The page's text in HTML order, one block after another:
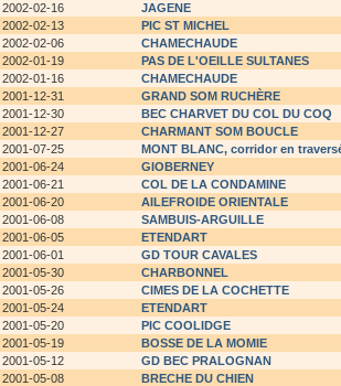
2002-02-16
JAGENE
2002-02-13
PIC ST MICHEL
2002-02-06
CHAMECHAUDE
2002-01-19
PAS DE L'OEILLE SULTANES
2002-01-16
CHAMECHAUDE
2001-12-31
GRAND SOM RUCHÈRE
2001-12-30
BEC CHARVET DU COL DU COQ
2001-12-27
CHARMANT SOM BOUCLE
2001-07-25
MONT BLANC, corridor en
2001-06-24
GIOBERNEY
2001-06-21
COL DE LA CONDAMINE
2001-06-20
AILEFROIDE ORIENTALE
2001-06-08
SAMBUIS-ARGUILLE
2001-06-05
ETENDART
2001-06-01
GD TOUR CAVALES
2001-05-30
CHARBONNEL
2001-05-26
CIMES DE LA COCHETTE
2001-05-24
ETENDART
2001-05-20
PIC COOLIDGE
2001-05-19
BOSSE DE LA MOMIE
2001-05-12
GD BEC PRALOGNAN
2001-05-08
BRECHE DU CHIEN